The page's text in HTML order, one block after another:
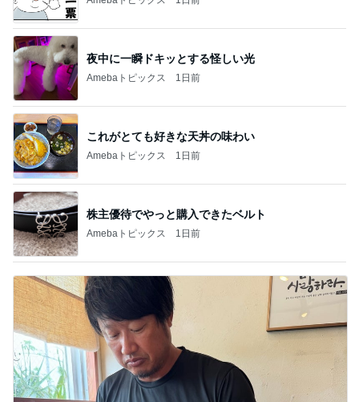
夜中に一瞬ドキッとする怪しい光
Amebaトピックス 1日前
これがとても好きな天丼の味わい
Amebaトピックス 1日前
株主優待でやっと購入できたベルト
Amebaトピックス 1日前